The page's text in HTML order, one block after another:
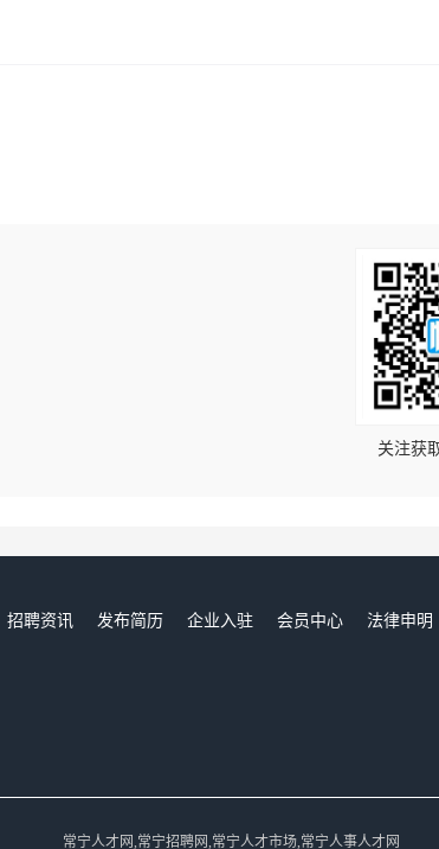
关注获
招聘资讯 发布简历 企业入驻 会员中心
法律申明
常宁人才网,常宁招聘网,常宁人才市场,常宁人事人才网